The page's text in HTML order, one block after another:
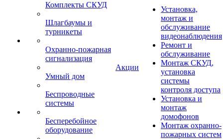
Комплекты СКУД
Шлагбаумы и
турникеты
Охранно-пожарная
сигнализация
Умный дом
Беспроводные
системы
Бесперебойное
оборудование
Акции
Установка,
монтаж и
обслуживание
видеонаблюдения
Ремонт и
обслуживание
Монтаж СКУД,
установка
системы
контроля доступа
Установка и
монтаж
домофонов
Монтаж охранно-
пожарных систем